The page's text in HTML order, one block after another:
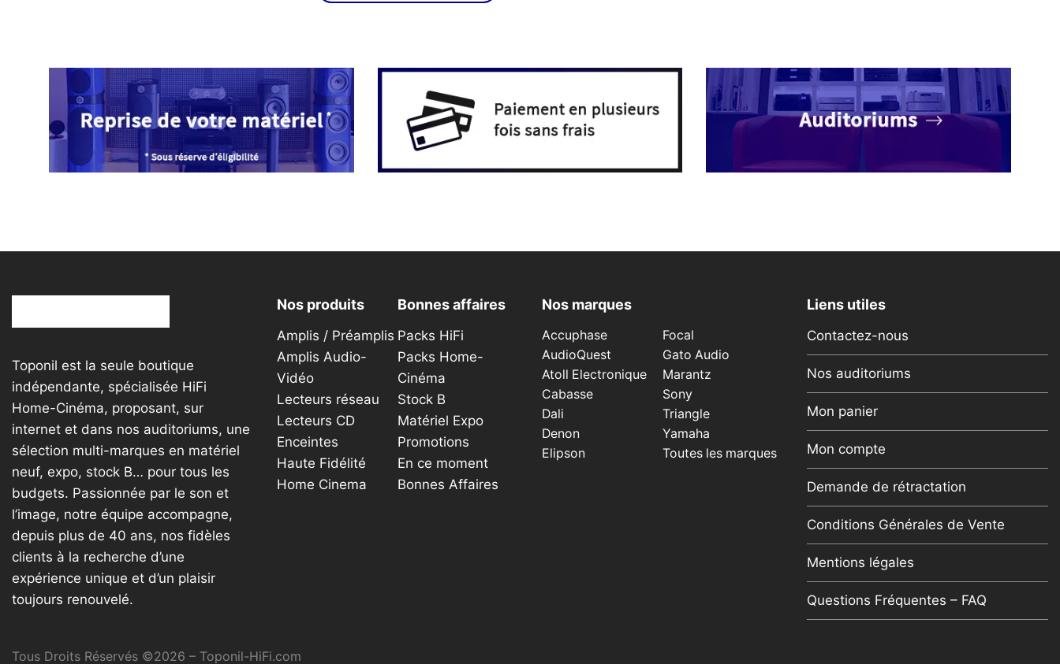
Toponil est la seule boutique
indépendante, spécialisée HiFi
Home-Cinéma, proposant, sur
internet et dans nos auditoriums, une
sélection multi-marques en matériel
neuf, expo, stock B… pour tous les
budgets. Passionnée par le son et
l’image, notre équipe accompagne,
depuis plus de 40 ans, nos fidèles
clients à la recherche d’une
expérience unique et d’un plaisir
toujours renouvelé.
Nos produits
Amplis / Préamplis
Amplis Audio-
Vidéo
Lecteurs réseau
Lecteurs CD
Enceintes
Haute Fidélité
Home Cinema
Bonnes affaires
Packs HiFi
Packs Home-
Cinéma
Stock B
Matériel Expo
Promotions
En ce moment
Bonnes Affaires
Nos marques
Accuphase
AudioQuest
Atoll Electronique
Cabasse
Dali
Denon
Elipson
Focal
Gato Audio
Marantz
Sony
Triangle
Yamaha
Toutes les marques
Liens utiles
Contactez-nous
Nos auditoriums
Mon panier
Mon compte
Demande de rétractation
Conditions Générales de Vente
Mentions légales
Questions Fréquentes – FAQ
Tous Droits Réservés ©2026 – Toponil-HiFi.com